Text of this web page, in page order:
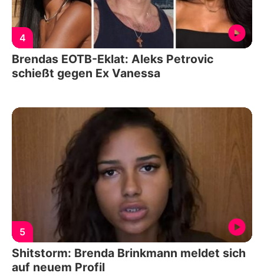
4
Brendas EOTB-Eklat: Aleks Petrovic
schießt gegen Ex Vanessa
5
Shitstorm: Brenda Brinkmann meldet sich
auf neuem Profil